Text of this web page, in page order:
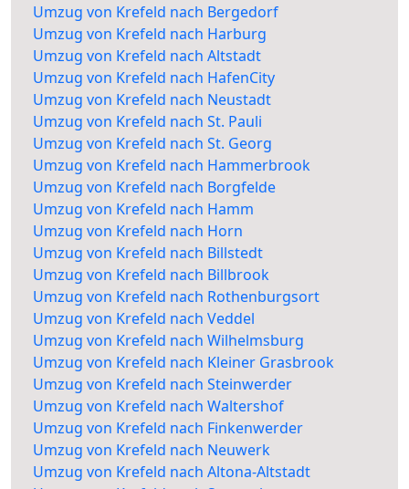
Umzug von Krefeld nach Bergedorf
Umzug von Krefeld nach Harburg
Umzug von Krefeld nach Altstadt
Umzug von Krefeld nach HafenCity
Umzug von Krefeld nach Neustadt
Umzug von Krefeld nach St. Pauli
Umzug von Krefeld nach St. Georg
Umzug von Krefeld nach Hammerbrook
Umzug von Krefeld nach Borgfelde
Umzug von Krefeld nach Hamm
Umzug von Krefeld nach Horn
Umzug von Krefeld nach Billstedt
Umzug von Krefeld nach Billbrook
Umzug von Krefeld nach Rothenburgsort
Umzug von Krefeld nach Veddel
Umzug von Krefeld nach Wilhelmsburg
Umzug von Krefeld nach Kleiner Grasbrook
Umzug von Krefeld nach Steinwerder
Umzug von Krefeld nach Waltershof
Umzug von Krefeld nach Finkenwerder
Umzug von Krefeld nach Neuwerk
Umzug von Krefeld nach Altona-Altstadt